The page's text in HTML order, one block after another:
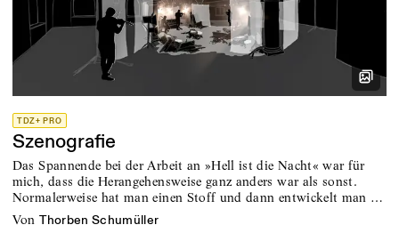
TDZ+ PRO
Szenografie
Das Spannende bei der Arbeit an »Hell ist die Nacht« war für
mich, dass die Herangehensweise ganz anders war als sonst.
Normalerweise hat man einen Stoff und dann entwickelt man …
von Thorben Schumüller